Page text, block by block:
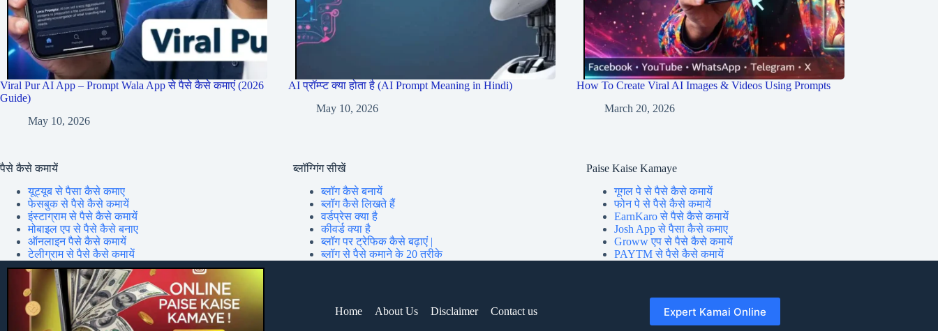
Viral Pur AI App – Prompt Wala App से पैसे कैसे कमाएं (2026
Guide)
May 10, 2026
AI प्रॉम्प्ट क्या होता है (AI Prompt Meaning in Hindi)
May 10, 2026
How To Create Viral AI Images & Videos Using Prompts
March 20, 2026
पैसे कैसे कमायें
यूट्यूब से पैसा कैसे कमाए
फेसबुक से पैसे कैसे कमायें
इंस्टाग्राम से पैसे कैसे कमायें
मोबाइल एप से पैसे कैसे बनाए
ऑनलाइन पैसे कैसे कमायें
टेलीग्राम से पैसे कैसे कमायें
ब्लॉग्गिंग सीखें
ब्लॉग कैसे बनायें
ब्लॉग कैसे लिखते हैं
वर्डप्रेस क्या है
कीवर्ड क्या है
ब्लॉग पर ट्रेफिक कैसे बढ़ाएं |
ब्लॉग से पैसे कमाने के 20 तरीके
Paise Kaise Kamaye
गूगल पे से पैसे कैसे कमायें
फोन पे से पैसे कैसे कमायें
EarnKaro से पैसे कैसे कमायें
Josh App से पैसा कैसे कमाए
Groww एप से पैसे कैसे कमायें
PAYTM से पैसे कैसे कमायें
Home About Us Disclaimer Contact us Expert Kamai Online